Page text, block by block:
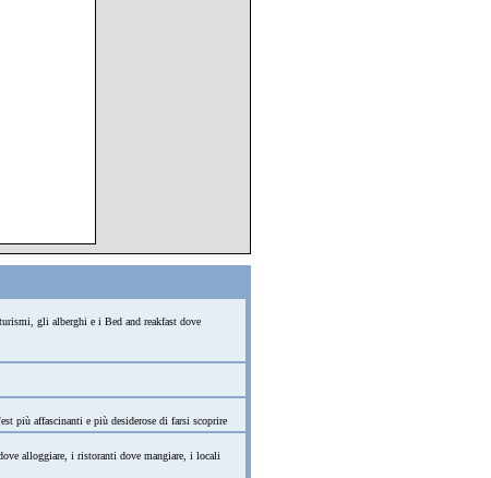
gli alberghi e i Bed and reakfast dove
più affascinanti e più desiderose di farsi scoprire
alloggiare, i ristoranti dove mangiare, i locali